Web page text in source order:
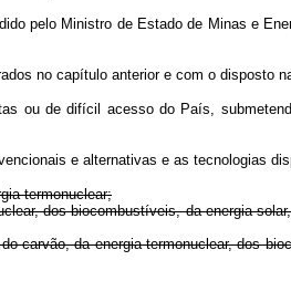
pelo Ministro de Estado de Minas e
no capítulo anterior e com o disposto
ou de difícil acesso do País,
e alternativas e as tecnologias
termonuclear;
dos biocombustíveis, da energia
da energia termonuclear, dos